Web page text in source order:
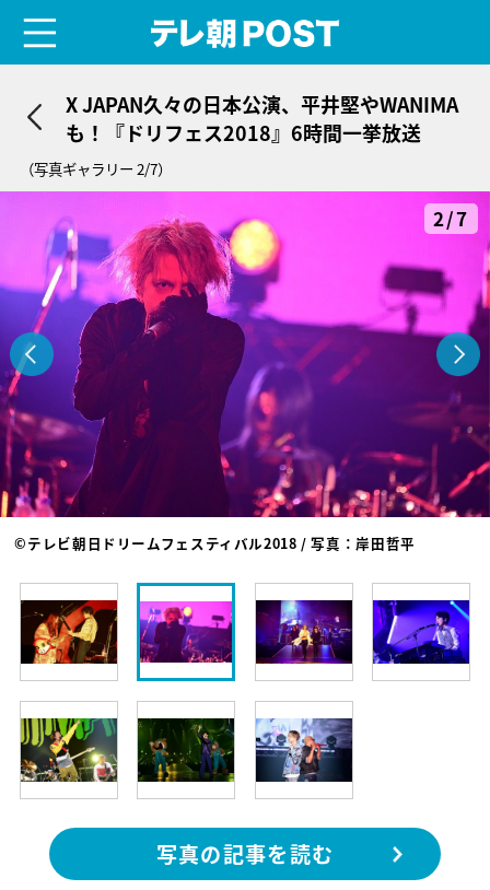
X JAPAN久々の日本公演、平井堅やWANIMA
も！『ドリフェス2018』6時間一挙放送
（写真ギャラリー 2/7）
2/7
©テレビ朝日ドリームフェスティバル2018 / 写真：岸田哲平
写真の記事を読む